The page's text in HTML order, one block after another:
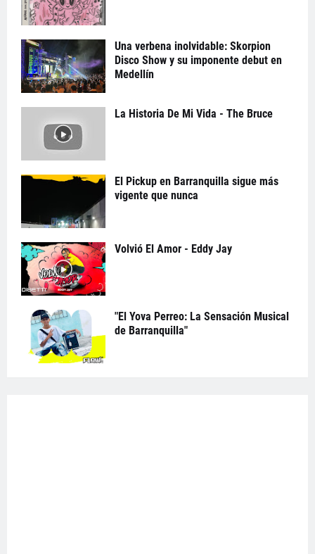
Una verbena inolvidable: Skorpion
Disco Show y su imponente debut en
Medellín
La Historia De Mi Vida - The Bruce
El Pickup en Barranquilla sigue más
vigente que nunca
Volvió El Amor - Eddy Jay
"El Yova Perreo: La Sensación Musical
de Barranquilla"